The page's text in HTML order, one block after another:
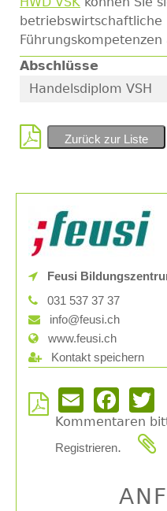
betriebswirtschaftliche
Führungskompetenzen
Abschlüsse
Handelsdiplom VSH
Zurück zur Liste
Feusi
031 537 37 37
info@feusi.ch
www.feusi.ch
Kontakt speichern
Email Facebook
Kommentaren
Registrieren.